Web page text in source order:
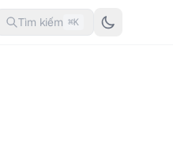
Tìm kiếm ⌘K